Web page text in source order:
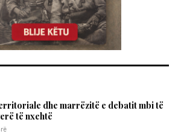
dhe marrëzitë e debatit mbi të
të nxehtë